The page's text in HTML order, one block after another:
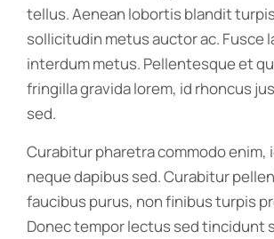
tellus. Aenean lobortis blandit
sollicitudin metus auctor ac. Fusce
interdum metus. Pellentesque et
fringilla gravida lorem, id rhoncus
sed.
Curabitur pharetra commodo enim,
neque dapibus sed. Curabitur
faucibus purus, non finibus turpis
Donec tempor lectus sed tincidunt